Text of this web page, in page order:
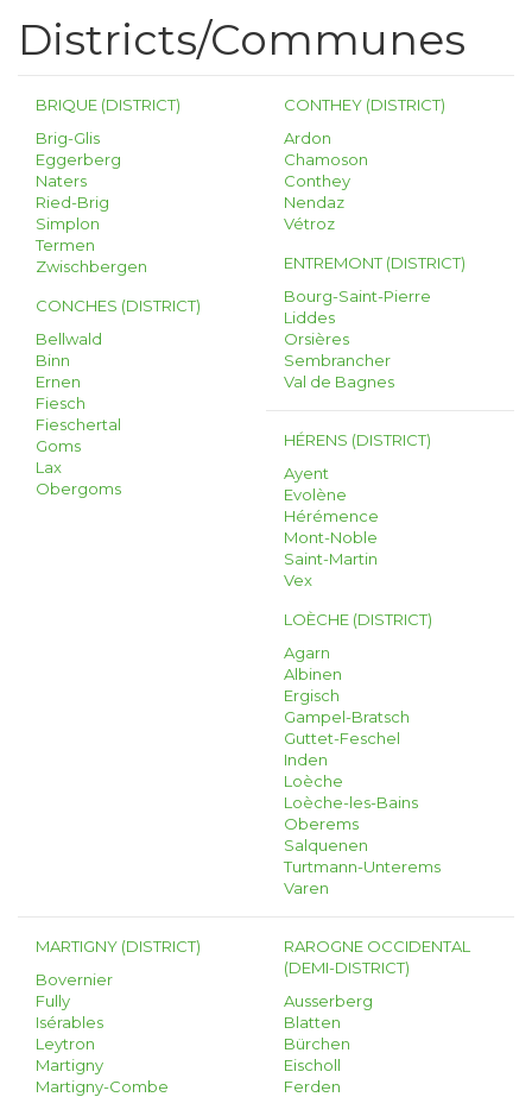
Districts/Communes
BRIQUE (DISTRICT)
Brig-Glis
Eggerberg
Naters
Ried-Brig
Simplon
Termen
Zwischbergen
CONCHES (DISTRICT)
Bellwald
Binn
Ernen
Fiesch
Fieschertal
Goms
Lax
Obergoms
CONTHEY (DISTRICT)
Ardon
Chamoson
Conthey
Nendaz
Vétroz
ENTREMONT (DISTRICT)
Bourg-Saint-Pierre
Liddes
Orsières
Sembrancher
Val de Bagnes
HÉRENS (DISTRICT)
Ayent
Evolène
Hérémence
Mont-Noble
Saint-Martin
Vex
LOÈCHE (DISTRICT)
Agarn
Albinen
Ergisch
Gampel-Bratsch
Guttet-Feschel
Inden
Loèche
Loèche-les-Bains
Oberems
Salquenen
Turtmann-Unterems
Varen
MARTIGNY (DISTRICT)
Bovernier
Fully
Isérables
Leytron
Martigny
Martigny-Combe
RAROGNE OCCIDENTAL
(DEMI-DISTRICT)
Ausserberg
Blatten
Bürchen
Eischoll
Ferden